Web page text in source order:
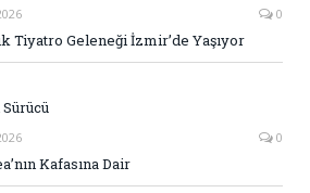
0
Tiyatro Geleneği İzmir’de Yaşıyor
0
Kafasına Dair